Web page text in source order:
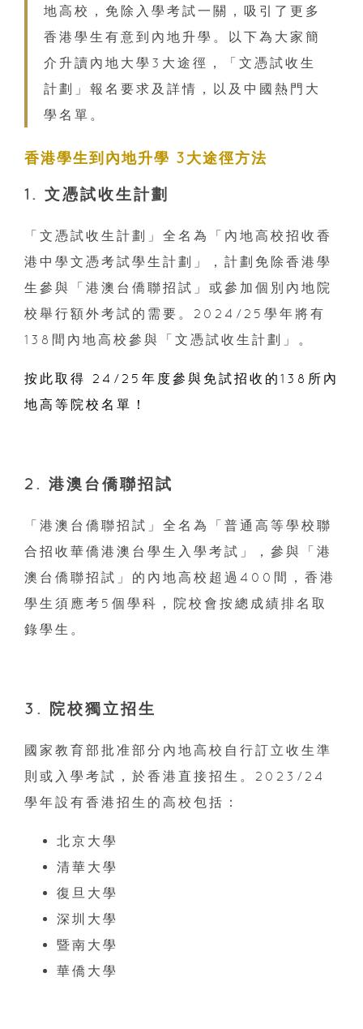
地高校，免除入學考試一關，吸引了更多
香港學生有意到內地升學。以下為大家簡
介升讀內地大學3大途徑，「文憑試收生
計劃」報名要求及詳情，以及中國熱門大
學名單。
香港學生到內地升學 3大途徑方法
1. 文憑試收生計劃
「文憑試收生計劃」全名為「內地高校招收香
港中學文憑考試學生計劃」，計劃免除香港學
生參與「港澳台僑聯招試」或參加個別內地院
校舉行額外考試的需要。2024/25學年將有
138間內地高校參與「文憑試收生計劃」。
按此取得 24/25年度參與免試招收的138所內
地高等院校名單！
2. 港澳台僑聯招試
「港澳台僑聯招試」全名為「普通高等學校聯
合招收華僑港澳台學生入學考試」，參與「港
澳台僑聯招試」的內地高校超過400間，香港
學生須應考5個學科，院校會按總成績排名取
錄學生。
3. 院校獨立招生
國家教育部批准部分內地高校自行訂立收生準
則或入學考試，於香港直接招生。2023/24
學年設有香港招生的高校包括：
北京大學
清華大學
復旦大學
深圳大學
暨南大學
華僑大學